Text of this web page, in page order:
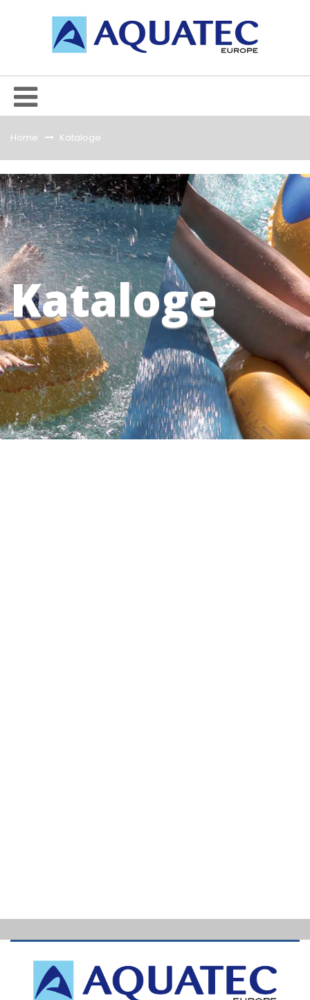
Home &gt;Kataloge
Kataloge